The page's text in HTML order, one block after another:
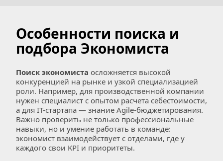
Особенности поиска и
подбора Экономиста
Поиск экономиста осложняется высокой
конкуренцией на рынке и узкой специализацией
роли. Например, для производственной компании
нужен специалист с опытом расчета себестоимости,
а для IT-стартапа — знание Agile-бюджетирования.
Важно проверить не только профессиональные
навыки, но и умение работать в команде:
экономист взаимодействует с отделами, где у
каждого свои KPI и приоритеты.